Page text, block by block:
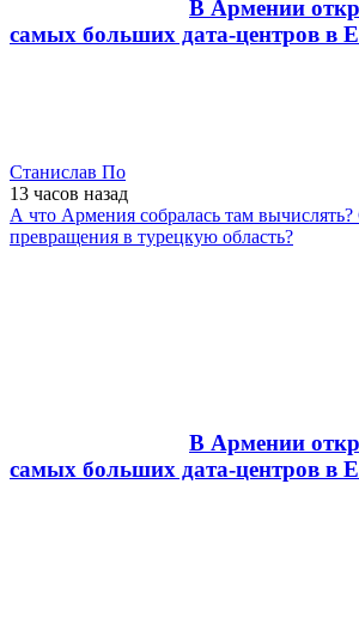
В Армении
самых больших дата-центров в
Станислав По
13 часов назад
А что Армения собралась там
превращения в турецкую область?
В Армении
самых больших дата-центров в